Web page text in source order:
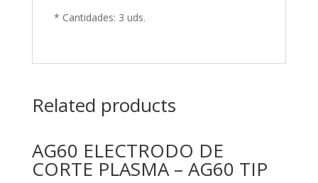
* Cantidades: 3 uds.
Related products
AG60 ELECTRODO DE
CORTE PLASMA – AG60 TIP